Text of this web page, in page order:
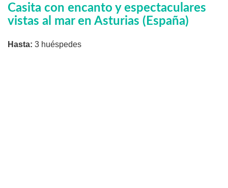
Casita con encanto y espectaculares
vistas al mar en Asturias (España)
Hasta: 3 huéspedes